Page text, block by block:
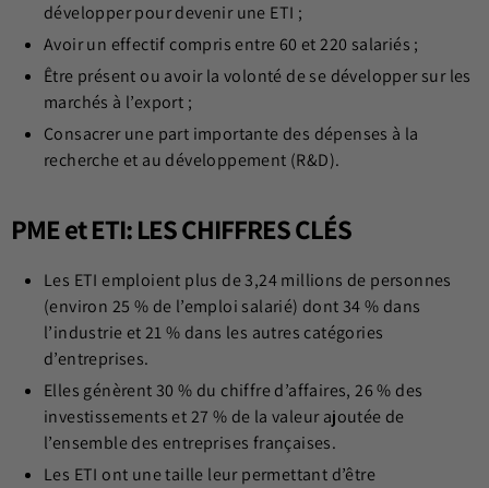
développer pour devenir une ETI ;
Avoir un effectif compris entre 60 et 220 salariés ;
Être présent ou avoir la volonté de se développer sur les
marchés à l’export ;
Consacrer une part importante des dépenses à la
recherche et au développement (R&D).
PME et ETI: LES CHIFFRES CLÉS
Les ETI emploient plus de 3,24 millions de personnes
(environ 25 % de l’emploi salarié) dont 34 % dans
l’industrie et 21 % dans les autres catégories
d’entreprises.
Elles génèrent 30 % du chiffre d’affaires, 26 % des
investissements et 27 % de la valeur ajoutée de
l’ensemble des entreprises françaises.
Les ETI ont une taille leur permettant d’être